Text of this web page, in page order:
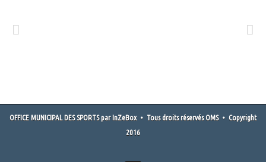
OFFICE MUNICIPAL DES SPORTSpar InZeBox• Tous droits réservés OMS • Copyright
2016